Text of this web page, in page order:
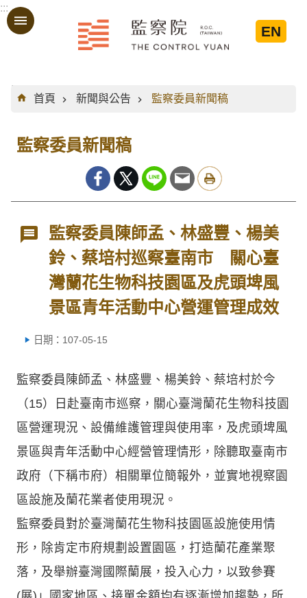
跳到主要內容區塊
:::
EN
:::
首頁
新聞與公告 監察委員新聞稿
監察委員新聞稿
監察委員陳師孟、林盛豐、楊美
鈴、蔡培村巡察臺南市 關心臺
灣蘭花生物科技園區及虎頭埤風
景區青年活動中心營運管理成效
日期：107-05-15
監察委員陳師孟、林盛豐、楊美鈴、蔡培村於今
（15）日赴臺南市巡察，關心臺灣蘭花生物科技園
區營運現況、設備維護管理與使用率，及虎頭埤風
景區與青年活動中心經營管理情形，除聽取臺南市
政府（下稱市府）相關單位簡報外，並實地視察園
區設施及蘭花業者使用現況。
監察委員對於臺灣蘭花生物科技園區設施使用情
形，除肯定市府規劃設置園區，打造蘭花產業聚
落，及舉辦臺灣國際蘭展，投入心力，以致參賽